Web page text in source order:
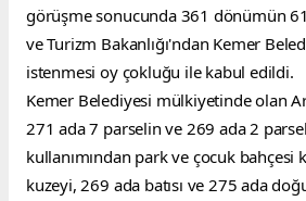
görüşme sonucunda 361 dönümün
ve Turizm Bakanlığı'ndan Kemer
istenmesi oy çokluğu ile kabul edildi.
Kemer Belediyesi mülkiyetinde olan
271 ada 7 parselin ve 269 ada 2
kullanımından park ve çocuk bahçesi
kuzeyi, 269 ada batısı ve 275 ada